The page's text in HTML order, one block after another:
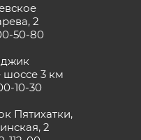
2
50-80
шоссе 3 км
10-30
Пятихатки,
2